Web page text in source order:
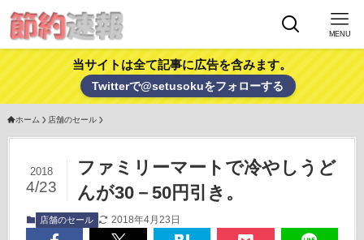
MENU
当サイトは全て記事に広告を含みます。
Twitterで@setusokuをフォローする
ホーム 店舗のセール
ファミリーマートで冷やしうど
んが30－50円引き。
2018
4/23
店舗のセール 2018年4月23日